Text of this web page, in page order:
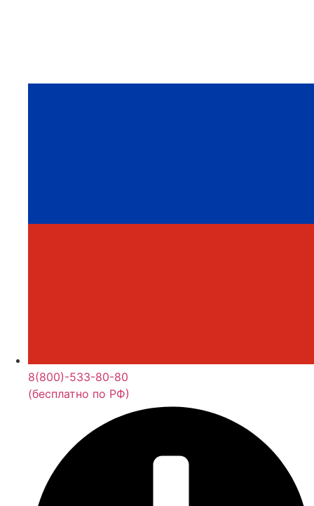
8(800)-533-80-80
(бесплатно по РФ)